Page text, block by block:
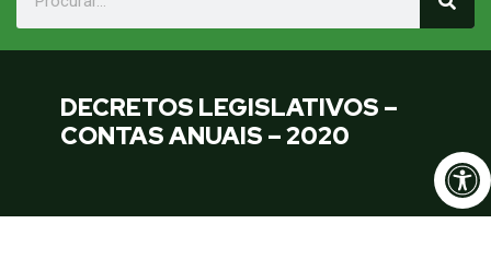
DECRETOS LEGISLATIVOS –
CONTAS ANUAIS – 2020